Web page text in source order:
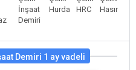
İnşaat
Demiri
Hurda
HRC
Hasır
Demiri 1 ay vadeli